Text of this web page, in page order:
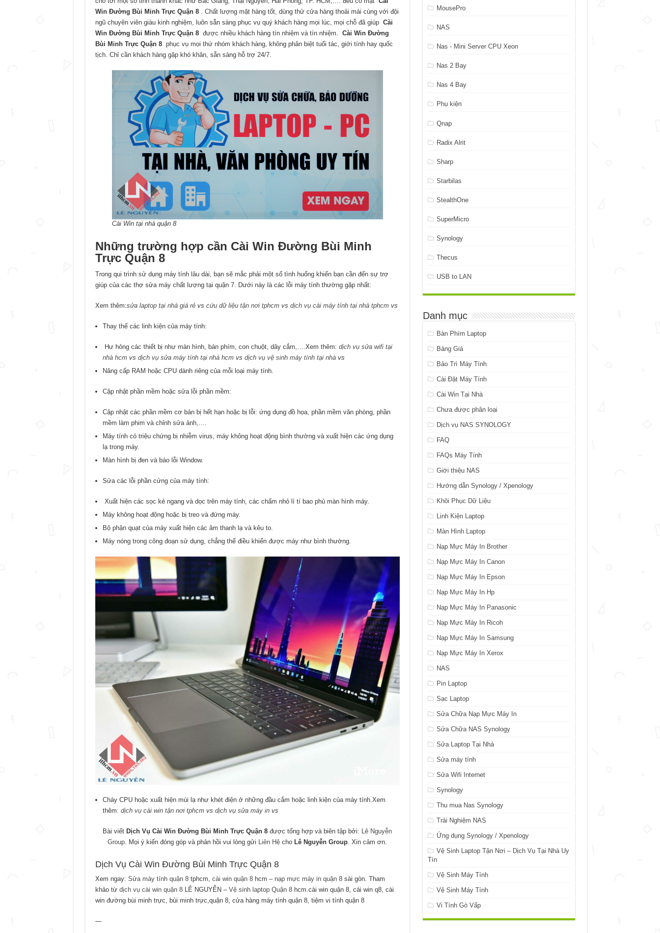
Win Đường Bùi Minh Trực Quận 8 . Chất lượng mặt hàng tốt, dùng thử cửa hàng thoải mái cùng với đội
ngũ chuyên viên giàu kinh nghiệm, luôn sẵn sàng phục vụ quý khách hàng mọi lúc, mọi chỗ đã giúp Cài
Win Đường Bùi Minh Trực Quận 8 được nhiều khách hàng tín nhiệm và tín nhiệm. Cài Win Đường
Bùi Minh Trực Quận 8 phục vụ mọi thứ nhóm khách hàng, không phân biệt tuổi tác, giới tính hay quốc
tịch. Chỉ cần khách hàng gặp khó khăn, sẵn sàng hỗ trợ 24/7.
Cài Win tại nhà quận 8
Những trường hợp cần Cài Win Đường Bùi Minh
Trực Quận 8
Trong qui trình sử dụng máy tính lâu dài, bạn sẽ mắc phải một số tình huống khiến bạn cần đến sự trợ
giúp của các thợ sửa máy chất lượng tại quận 7. Dưới này là các lỗi máy tính thường gặp nhất:
Xem thêm:sửa laptop tại nhà giá rẻvs cứu dữ liệu tận nơi tphcmvs dịch vụ cài máy tính tại nhà tphcmvs
Thay thế các linh kiện của máy tính:
Hư hỏng các thiết bị như màn hình, bàn phím, con chuột, dây cắm,….Xem thêm: dịch vụ sửa wifi tại
nhà hcmvs dịch vụ sửa máy tính tại nhà hcmvs dịch vụ vệ sinh máy tính tại nhàvs
Nâng cấp RAM hoặc CPU dành riêng của mỗi loại máy tính.
Cập nhật phần mềm hoặc sửa lỗi phần mềm:
Cập nhật các phần mềm cơ bản bị hết hạn hoặc bị lỗi: ứng dụng đồ họa, phần mềm văn phòng, phần
mềm làm phim và chỉnh sửa ảnh,….
Máy tính có triệu chứng bị nhiễm virus, máy không hoạt động bình thường và xuất hiện các ứng dụng
lạ trong máy.
Màn hình bị đen và báo lỗi Window.
Sửa các lỗi phần cứng của máy tính:
Xuất hiện các sọc kẻ ngang và dọc trên máy tính, các chấm nhỏ lí tí bao phủ màn hình máy.
Máy không hoạt động hoặc bị treo và đứng máy.
Bộ phận quạt của máy xuất hiện các âm thanh lạ và kêu to.
Máy nóng trong công đoạn sử dụng, chẳng thể điều khiển được máy như bình thường.
Cháy CPU hoặc xuất hiện mùi lạ như khét điện ở những đầu cắm hoặc linh kiện của máy tính.Xem
thêm: dịch vụ cài win tận nơi tphcmvs dịch vụ sửa máy invs
Bài viết Dịch Vụ Cài Win Đường Bùi Minh Trực Quận 8 được tổng hợp và biên tập bởi: Lê Nguyễn
Group. Mọi ý kiến đóng góp và phản hồi vui lòng gửi Liên Hệ cho Lê Nguyễn Group. Xin cảm ơn.
Dịch Vụ Cài Win Đường Bùi Minh Trực Quận 8
Xem ngay: Sửa máy tính quận 8tphcm, cài win quận 8hcm – nạp mực máy in quận 8sài gòn. Tham
khảo từ dịch vụ cài win quận 8LÊ NGUYỄN – Vệ sinh laptop Quận 8hcm.cài win quận 8, cài win q8, cài
win đường bùi minh trực, bùi minh trực,quận 8, cửa hàng máy tính quận 8, tiệm vi tính quận 8
—
MousePro
NAS
Nas - Mini Server CPU Xeon
Nas 2 Bay
Nas 4 Bay
Phụ kiện
Qnap
Radix Alrit
Sharp
Starbilas
StealthOne
SuperMicro
Synology
Thecus
USB to LAN
Danh mục
Bàn Phím Laptop
Bảng Giá
Bảo Trì Máy Tính
Cài Đặt Máy Tính
Cài Win Tại Nhà
Chưa được phân loại
Dịch vụ NAS SYNOLOGY
FAQ
FAQs Máy Tính
Giới thiệu NAS
Hướng dẫn Synology / Xpenology
Khôi Phục Dữ Liệu
Linh Kiện Laptop
Màn Hình Laptop
Nạp Mực Máy In Brother
Nạp Mực Máy In Canon
Nạp Mực Máy In Epson
Nạp Mực Máy In Hp
Nạp Mực Máy In Panasonic
Nạp Mực Máy In Ricoh
Nạp Mực Máy In Samsung
Nạp Mực Máy In Xerox
NAS
Pin Laptop
Sạc Laptop
Sửa Chữa Nạp Mực Máy In
Sửa Chữa NAS Synology
Sửa Laptop Tại Nhà
Sửa máy tính
Sửa Wifi Internet
Synology
Thu mua Nas Synology
Trải Nghiệm NAS
Ứng dụng Synology / Xpenology
Vệ Sinh Laptop Tận Nơi – Dịch Vụ Tại Nhà Uy
Tín
Vệ Sinh Máy Tính
Vệ Sinh Máy Tính
Vi Tính Gò Vấp